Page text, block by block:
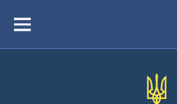
вмістуMenu